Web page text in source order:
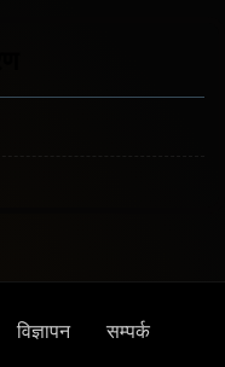
विज्ञापन सम्पर्क